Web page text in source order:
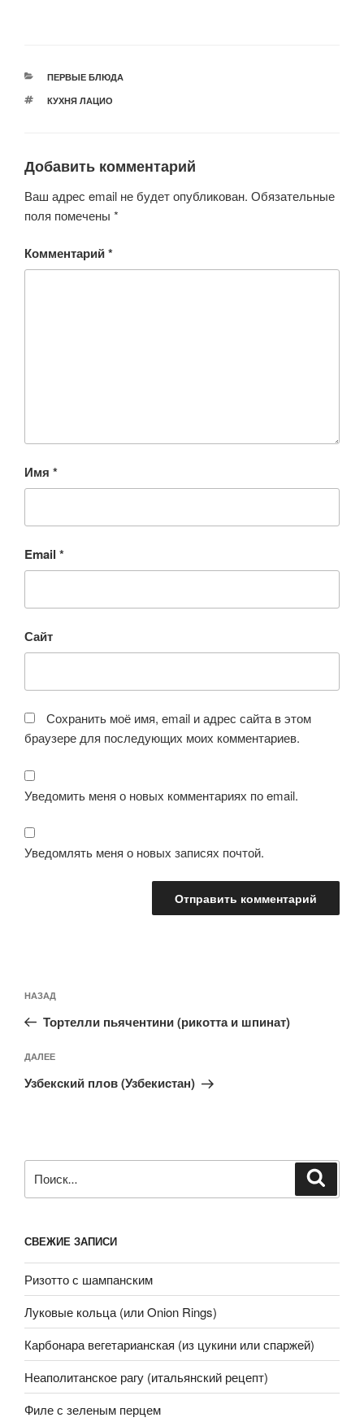
РУБРИКИ
ПЕРВЫЕ БЛЮДА
МЕТКИ
КУХНЯ ЛАЦИО
Добавить комментарий
Ваш адрес email не будет опубликован. Обязательные
поля помечены *
Комментарий*
Имя *
Email *
Сайт
Сохранить моё имя, email и адрес сайта в этом
браузере для последующих моих комментариев.
Уведомить меня о новых комментариях по email.
Уведомлять меня о новых записях почтой.
по
записям
Предыдущая
запись:
НАЗАД
Тортелли пьячентини (рикотта и шпинат)
Следующая
запись
ДАЛЕЕ
Узбекский плов (Узбекистан)
СВЕЖИЕ ЗАПИСИ
Ризотто с шампанским
Луковые кольца (или Onion Rings)
Карбонара вегетарианская (из цукини или спаржей)
Неаполитанское рагу (итальянский рецепт)
Филе с зеленым перцем